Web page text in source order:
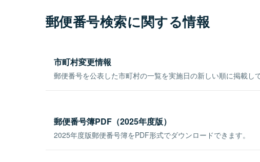
郵便番号検索に関する情報
市町村変更情報
郵便番号を公表した市町村の一覧を実施日の新しい順に掲載し
郵便番号簿PDF（2025年度版）
2025年度版郵便番号簿をPDF形式でダウンロードできます。